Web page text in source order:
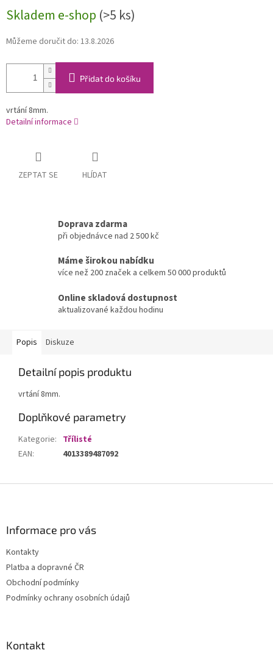
cena:
Skladem e-shop (>5 ks)
Můžeme doručit do: 13.8.2026
Přidat do košíku
vrtání 8mm.
Detailní informace
ZEPTAT SE HLÍDAT
Doprava zdarma
při objednávce nad 2 500 kč
Máme širokou nabídku
více než 200 značek a celkem 50 000 produktů
Online skladová dostupnost
aktualizované každou hodinu
Popis Diskuze
Detailní popis produktu
vrtání 8mm.
Doplňkové parametry
Kategorie: Třílisté
EAN: 4013389487092
Informace pro vás
Kontakty
Platba a dopravné ČR
Obchodní podmínky
Podmínky ochrany osobních údajů
Kontakt